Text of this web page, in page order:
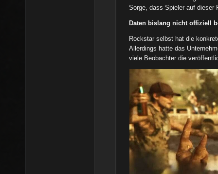
Sorge, dass Spieler auf dieser
Daten bislang nicht offiziell
Rockstar selbst hat die
Allerdings hatte das
viele Beobachter die